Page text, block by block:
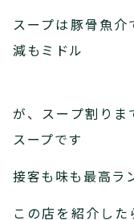
スープは豚骨魚
減もミドル
が、スープ割り
スープです
接客も味も最高ラ
この店を紹介し